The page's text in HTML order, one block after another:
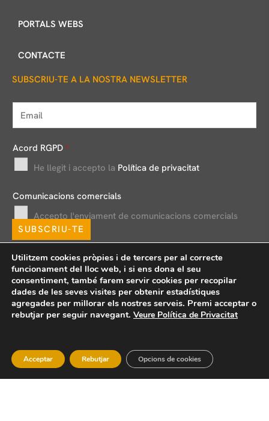
PORTALS WEBS
CONTACTE
SUBSCRIU-TE A LA NOSTRA NEWSLETTER
m
a
*
Acord RGPD *
He llegit i accepto la Política de privacitat
Comunicacions comercials
Accepto l'enviament de comunicacions comercials
SUBSCRIU-TE
Política de cookiesFormularis d’exercici de drets
Canal de denúncies
Utilitzem cookies pròpies i de tercers per al correcte
funcionament del lloc web, i si ens dona el seu
consentiment, també farem servir cookies per recopilar
dades de les seves visites per obtenir estadístiques
agregades per millorar els nostres serveis. Premi acceptar o
rebutjar per seguir navegant. Veure Política de Privacitat
Acceptar Rebutjar Opcions de cookies